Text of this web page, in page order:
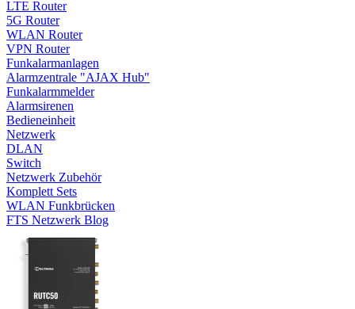
LTE Router
5G Router
WLAN Router
VPN Router
Funkalarmanlagen
Alarmzentrale "AJAX Hub"
Funkalarmmelder
Alarmsirenen
Bedieneinheit
Netzwerk
DLAN
Switch
Netzwerk Zubehör
Komplett Sets
WLAN Funkbrücken
FTS Netzwerk Blog